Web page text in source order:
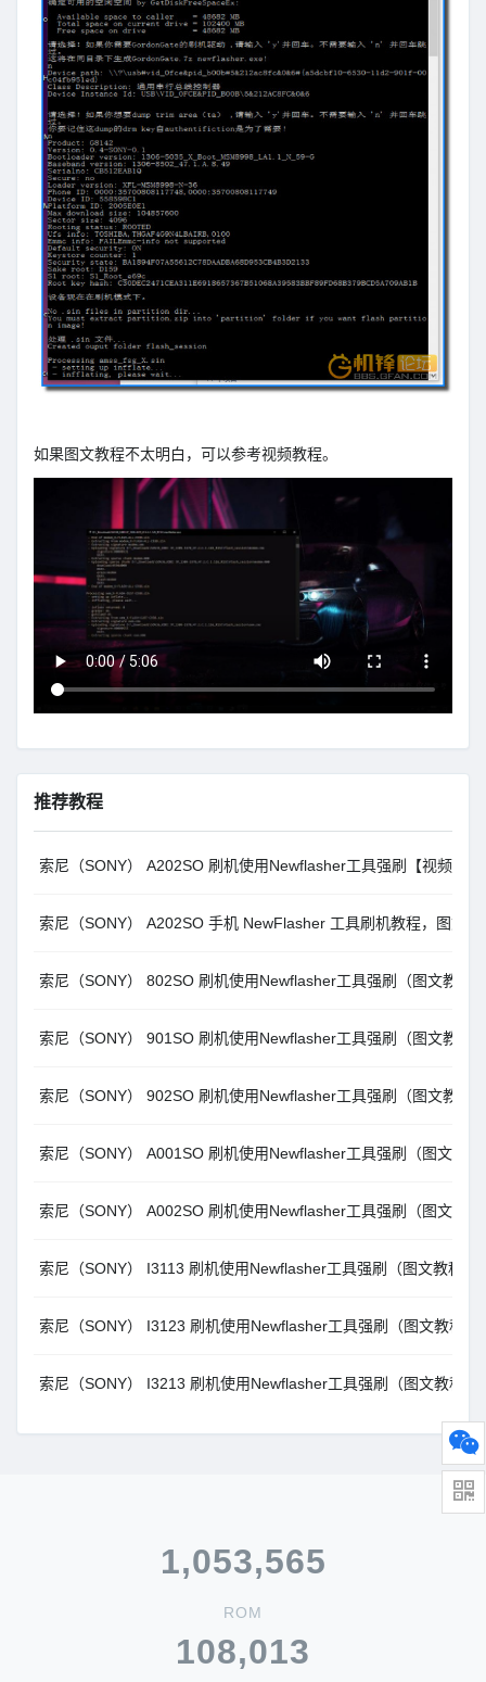
如果图文教程不太明白，可以参考视频教程。
推荐教程
索尼（SONY） A202SO 刷机使用Newflasher工具强刷【视频教程
索尼（SONY） A202SO 手机 NewFlasher 工具刷机教程，图文视
索尼（SONY） 802SO 刷机使用Newflasher工具强刷（图文教程
索尼（SONY） 901SO 刷机使用Newflasher工具强刷（图文教程
索尼（SONY） 902SO 刷机使用Newflasher工具强刷（图文教程
索尼（SONY） A001SO 刷机使用Newflasher工具强刷（图文教程
索尼（SONY） A002SO 刷机使用Newflasher工具强刷（图文教程
索尼（SONY） I3113 刷机使用Newflasher工具强刷（图文教程）
索尼（SONY） I3123 刷机使用Newflasher工具强刷（图文教程）
索尼（SONY） I3213 刷机使用Newflasher工具强刷（图文教程）
1,053,565
ROM
108,013